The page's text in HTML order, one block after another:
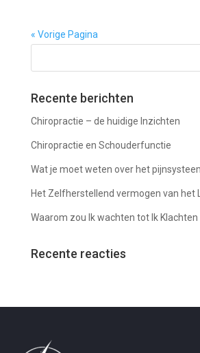
« Vorige Pagina
Recente berichten
Chiropractie – de huidige Inzichten
Chiropractie en Schouderfunctie
Wat je moet weten over het
Het Zelfherstellend vermogen van het
Waarom zou Ik wachten tot Ik Klachten
Recente reacties